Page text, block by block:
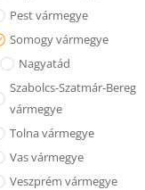
Pest vármegye
Somogy vármegye
Nagyatád
Szabolcs-Szatmár-Bereg
vármegye
Tolna vármegye
Vas vármegye
Veszprém vármegye